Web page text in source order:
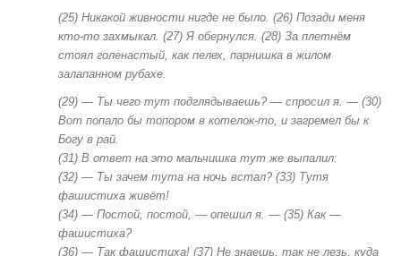
(25) Никакой живности нигде не было. (26) Позади меня
кто-то захмыкал. (27) Я обернулся. (28) За плетнём
стоял голенастый, как пелех, парнишка в жилом
залапанном рубахе.
(29) — Ты чего тут подглядываешь? — спросил я. — (30)
Вот попало бы топором в котелок-то, и загремел бы к
Богу в рай.
(31) В ответ на это мальчишка тут же выпалил:
(32) — Ты зачем тута на ночь встал? (33) Тутя
фашистиха живёт!
(34) — Постой, постой, — опешил я. — (35) Как —
фашистиха?
(36) — Так фашистиха! (37) Не знаешь, так не лезь, куда